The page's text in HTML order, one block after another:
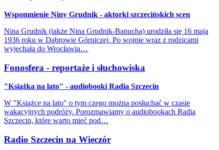
Wspomnienie Niny Grudnik - aktorki szczecińskich scen
Nina Grudnik (także Nina Grudnik-Banucha) urodziła się 16 maja
1936 roku w Dąbrowie Górniczej. Po wojnie wraz z rodzicami
wyjechała do Wrocławia…
Fonosfera - reportaże i słuchowiska
"Książka na lato" - audiobooki Radia Szczecin
W "Książce na lato" o tym czego można posłuchać w czasie
wakacyjnych podróży. Porozmawiamy o audiobookach Radia
Szczecin, które warto mieć pod…
Radio Szczecin na Wieczór